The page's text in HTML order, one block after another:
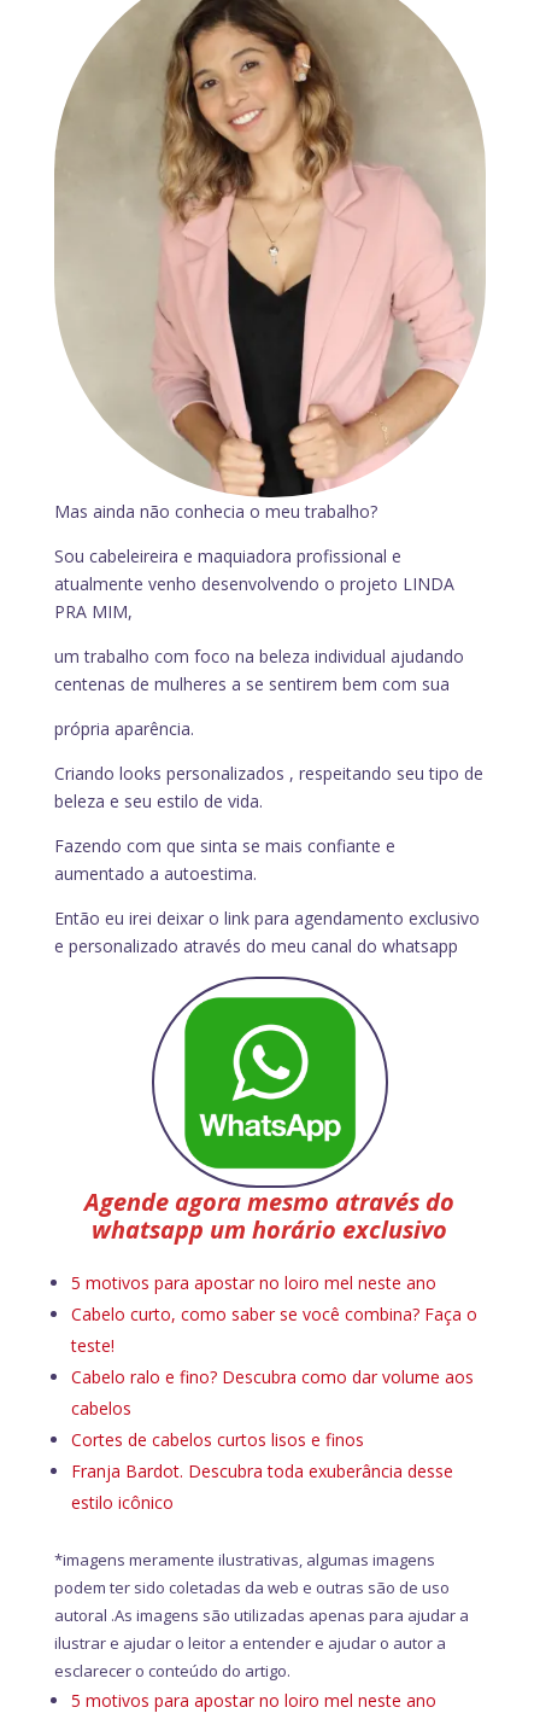
Mas ainda não conhecia o meu trabalho?
Sou cabeleireira e maquiadora profissional e
atualmente venho desenvolvendo o projeto LINDA
PRA MIM,
um trabalho com foco na beleza individual ajudando
centenas de mulheres a se sentirem bem com sua
própria aparência.
Criando looks personalizados , respeitando seu tipo de
beleza e seu estilo de vida.
Fazendo com que sinta se mais confiante e
aumentado a autoestima.
Então eu irei deixar o link para agendamento exclusivo
e personalizado através do meu canal do whatsapp
Agende agora mesmo através do
whatsapp um horário exclusivo
5 motivos para apostar no loiro mel neste ano
Cabelo curto, como saber se você combina? Faça o
teste!
Cabelo ralo e fino? Descubra como dar volume aos
cabelos
Cortes de cabelos curtos lisos e finos
Franja Bardot. Descubra toda exuberância desse
estilo icônico
*imagens meramente ilustrativas, algumas imagens
podem ter sido coletadas da web e outras são de uso
autoral .As imagens são utilizadas apenas para ajudar a
ilustrar e ajudar o leitor a entender e ajudar o autor a
esclarecer o conteúdo do artigo.
5 motivos para apostar no loiro mel neste ano